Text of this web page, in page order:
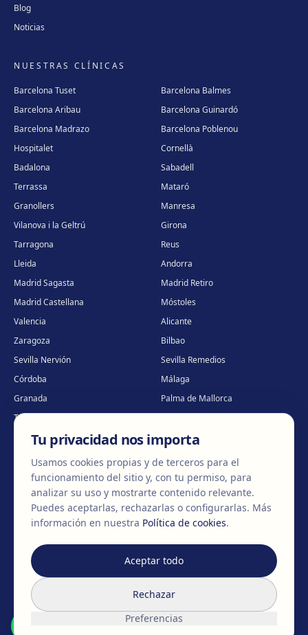
Blog
Noticias
NUESTRAS CLÍNICAS
Barcelona Tuset
Barcelona Balmes
Barcelona Aribau
Barcelona Guinardó
Barcelona Madrazo
Barcelona Poblenou
Hospitalet
Cornellà
Badalona
Sabadell
Terrassa
Mataró
Granollers
Manresa
Vilanova i la Geltrú
Girona
Tarragona
Reus
Lleida
Andorra
Madrid Sagasta
Madrid Retiro
Madrid Castellana
Móstoles
Valencia
Alicante
Zaragoza
Bilbao
Sevilla Nervión
Sevilla Remedios
Córdoba
Málaga
Granada
Palma de Mallorca
Tenerife
Portugal · Famalicão
Portugal · Guimarães
Clínica virtual
2026 Clínica EGOS — Cirugía plástica, estética y reparadora
Aviso LegalPolítica de cookiesPolítica de Privacidad
Tu privacidad nos importa
Usamos cookies propias y de terceros para el
funcionamiento del sitio y, con tu permiso, para
analizar su uso y mostrarte contenido relevante.
Puedes aceptarlas, rechazarlas o configurarlas. Más
información en nuestra Política de cookies.
Aceptar todo
Rechazar
Preferencias